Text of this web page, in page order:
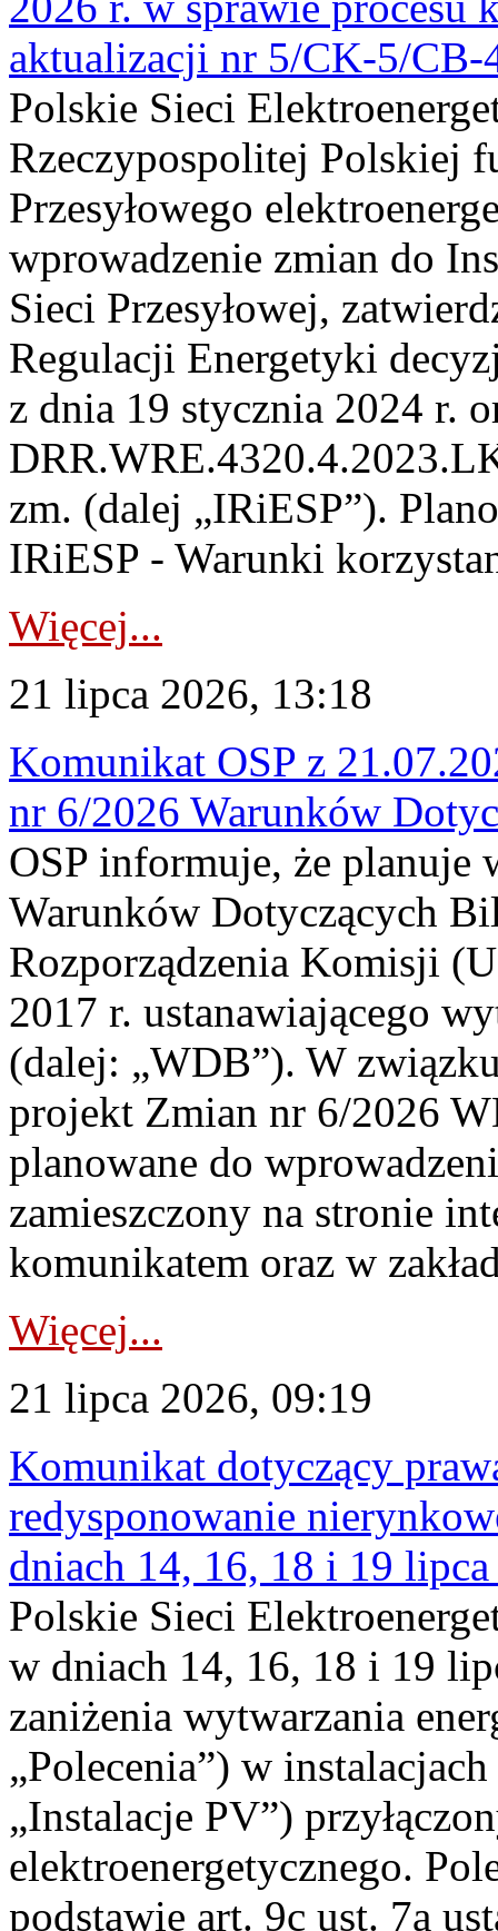
aktualizacji nr 5/CK-5/CB-
Polskie Sieci
Rzeczypospolitej Polskiej
Przesyłowego
wprowadzenie zmian do
Sieci Przesyłowej,
Regulacji Energetyki
z dnia 19 stycznia 2024 r.
zm. (dalej „IRiESP”).
IRiESP - Warunki
Więcej...
21 lipca 2026, 13:18
Komunikat OSP z
nr 6/2026 Warunków
OSP informuje, że planuje
Warunków Dotyczących
Rozporządzenia Komisji
2017 r. ustanawiającego
(dalej: „WDB”). W
projekt Zmian nr 6/2026
planowane do
zamieszczony na stronie
komunikatem oraz w
Więcej...
21 lipca 2026, 09:19
Komunikat dotyczący
redysponowanie
dniach 14, 16, 18 i 19
Polskie Sieci
w dniach 14, 16, 18 i 19
zaniżenia wytwarzania
„Polecenia”) w
„Instalacje PV”)
elektroenergetycznego.
podstawie art. 9c ust. 7a